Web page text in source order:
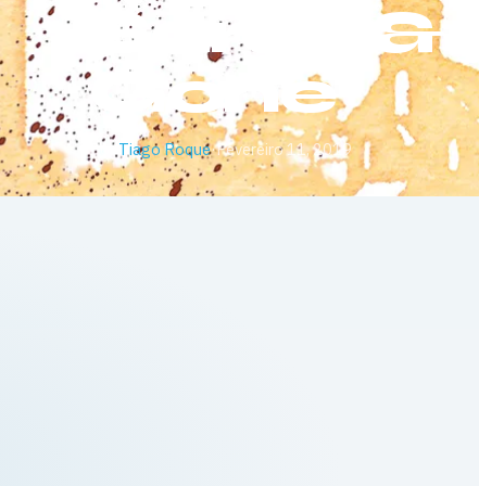
Sarah &
Gone
PorTiago Roque·Fevereiro 11, 2019